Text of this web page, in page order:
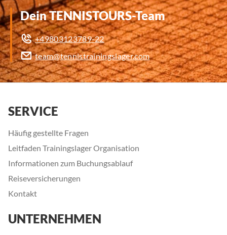
Dein TENNISTOURS-Team
+49803123789-22
team@tennistrainingslager.com
SERVICE
Häufig gestellte Fragen
Leitfaden Trainingslager Organisation
Informationen zum Buchungsablauf
Reiseversicherungen
Kontakt
UNTERNEHMEN